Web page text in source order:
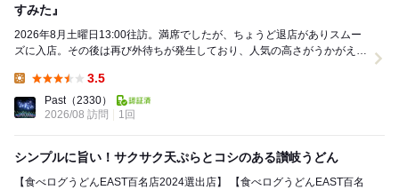
すみた』
2026年8月土曜日13:00往訪。満席でしたが、ちょうど退店がありスムー
ズに入店。その後は再び外待ちが発生しており、人気の高さがうかがえま
3.5
Past （2330）
2026/08 訪問
1回
シンプルに旨い！サクサク天ぷらとコシのある讃岐うどん
【食べログうどんEAST百名店2024選出店】 【食べログうどんEAST百名